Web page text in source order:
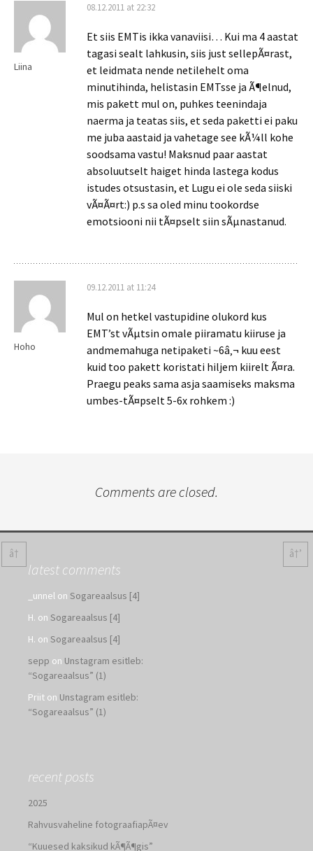
Liina
08.12.2011 at 22:32
Et siis EMTis ikka vanaviisi… Kui ma 4 aastat
tagasi sealt lahkusin, siis just sellepÃ¤rast,
et leidmata nende netilehelt oma
minutihinda, helistasin EMTsse ja Ã¶elnud,
mis pakett mul on, puhkes teenindaja
naerma ja teatas siis, et seda paketti ei paku
me juba aastaid ja vahetage see kÃ¼ll kohe
soodsama vastu! Maksnud paar aastat
absoluutselt haiget hinda lastega kodus
istudes otsustasin, et Lugu ei ole seda siiski
vÃ¤Ã¤rt:) p.s sa oled minu tookordse
emotsiooni nii tÃ¤pselt siin sÃµnastanud.
Hoho
09.12.2011 at 11:24
Mul on hetkel vastupidine olukord kus
EMT’st vÃµtsin omale piiramatu kiiruse ja
andmemahuga netipaketi ~6â‚¬ kuu eest
kuid too pakett koristati hiljem kiirelt Ã¤ra.
Praegu peaks sama asja saamiseks maksma
umbes-tÃ¤pselt 5-6x rohkem :)
Comments are closed.
latest comments
_unnel on Sogareaalsus [4]
H. on Sogareaalsus [4]
H. on Sogareaalsus [4]
sepp on Unstagram esitleb:
“Sogareaalsus” (1)
Priit on Unstagram esitleb:
“Sogareaalsus” (1)
recent posts
2025
Rahvusvaheline fotograafiapÃ¤ev
“Kuuesed kaksikud kÃ¶Ã¶gis”
â† â†’